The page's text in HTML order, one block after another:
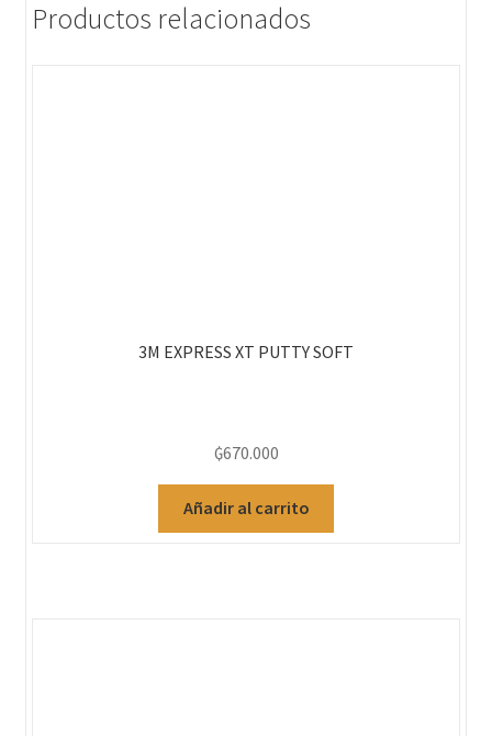
Productos relacionados
3M EXPRESS XT PUTTY SOFT
₲670.000
Añadir al carrito